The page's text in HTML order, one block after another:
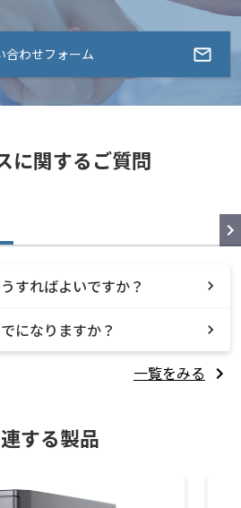
合わせフォーム
に関するご質問
すればよいですか？
になりますか？
一覧をみる
する製品